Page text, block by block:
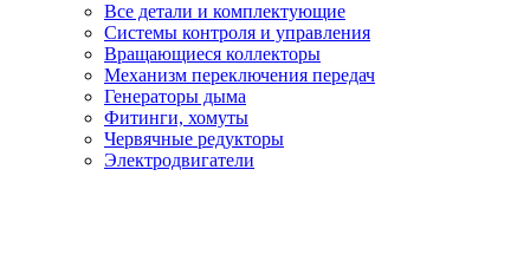
Все детали и комплектующие
Системы контроля и управления
Вращающиеся коллекторы
Механизм переключения передач
Генераторы дыма
Фитинги, хомуты
Червячные редукторы
Электродвигатели